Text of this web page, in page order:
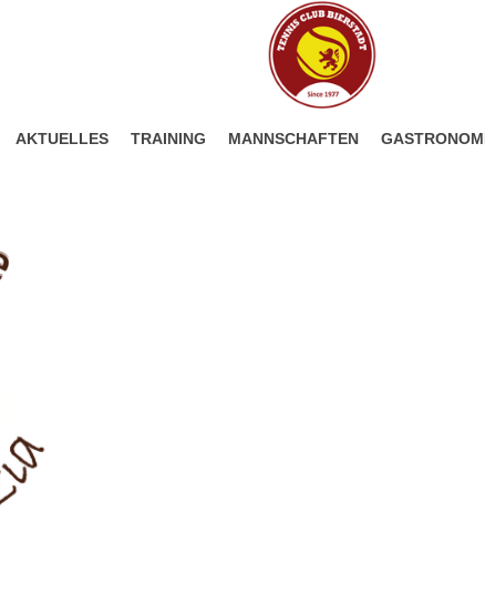
AKTUELLES TRAINING MANNSCHAFTEN